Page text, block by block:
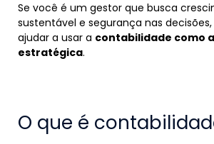
Se você é um gestor que busca
sustentável e segurança nas
ajudar a usar a contabilidade como
estratégica.
O que é